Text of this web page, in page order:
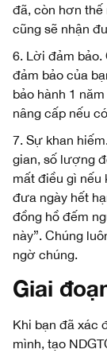
đã, còn hơn thế
cũng sẽ nhận
6. Lời đảm bảo.
đảm bảo của
bảo hành 1
nâng cấp nếu
7. Sự khan
gian, số lượng
mất điều gì nếu
đưa ngày hết
đồng hồ đếm
này”. Chúng
ngờ chúng.
Giai
Khi bạn đã xác
mình, tạo